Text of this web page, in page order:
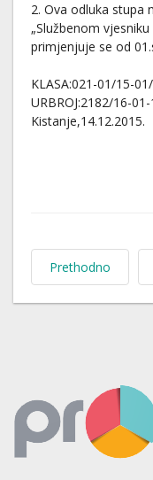
2. Ova odluka stupa
„Službenom
primjenjuje se od
KLASA:021-01/15-
URBROJ:2182/16-01-
Kistanje,14.12.2015.
Prethodno